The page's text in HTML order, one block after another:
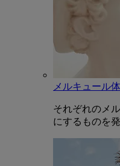
メルキュール
それぞれのメ
にするものを